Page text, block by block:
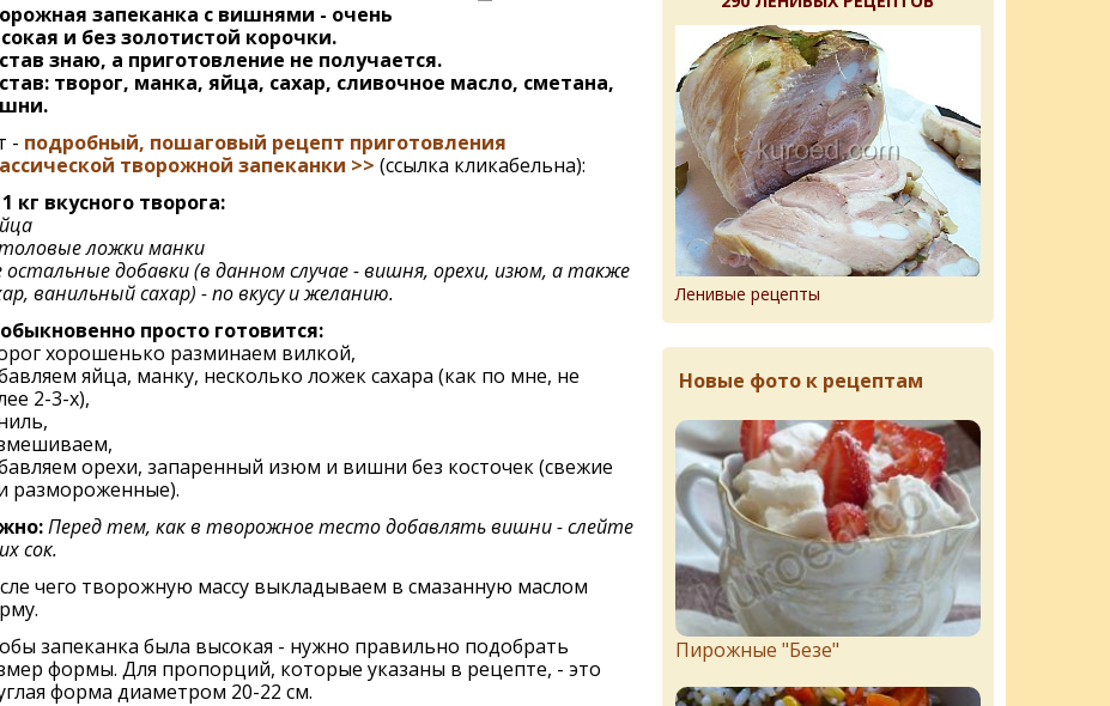
запеканка с вишнями - очень
и без золотистой корочки.
знаю, а приготовление не получается.
творог, манка, яйца, сахар, сливочное масло, сметана,
- подробный, пошаговый рецепт приготовления
творожной запеканки >> (ссылка кликабельна):
кг вкусного творога:
ложки манки
остальные добавки (в данном случае - вишня, орехи, изюм, а также
ванильный сахар) - по вкусу и желанию.
просто готовится:
хорошенько разминаем вилкой,
яйца, манку, несколько ложек сахара (как по мне, не
2-3-х),
орехи, запаренный изюм и вишни без косточек (свежие
размороженные).
Перед тем, как в творожное тесто добавлять вишни - слейте
сок.
чего творожную массу выкладываем в смазанную маслом
запеканка была высокая - нужно правильно подобрать
формы. Для пропорций, которые указаны в рецепте, - это
форма диаметром 20-22 см.
Ленивые рецепты
Новые фото к рецептам
Пирожныe "Бeзe"